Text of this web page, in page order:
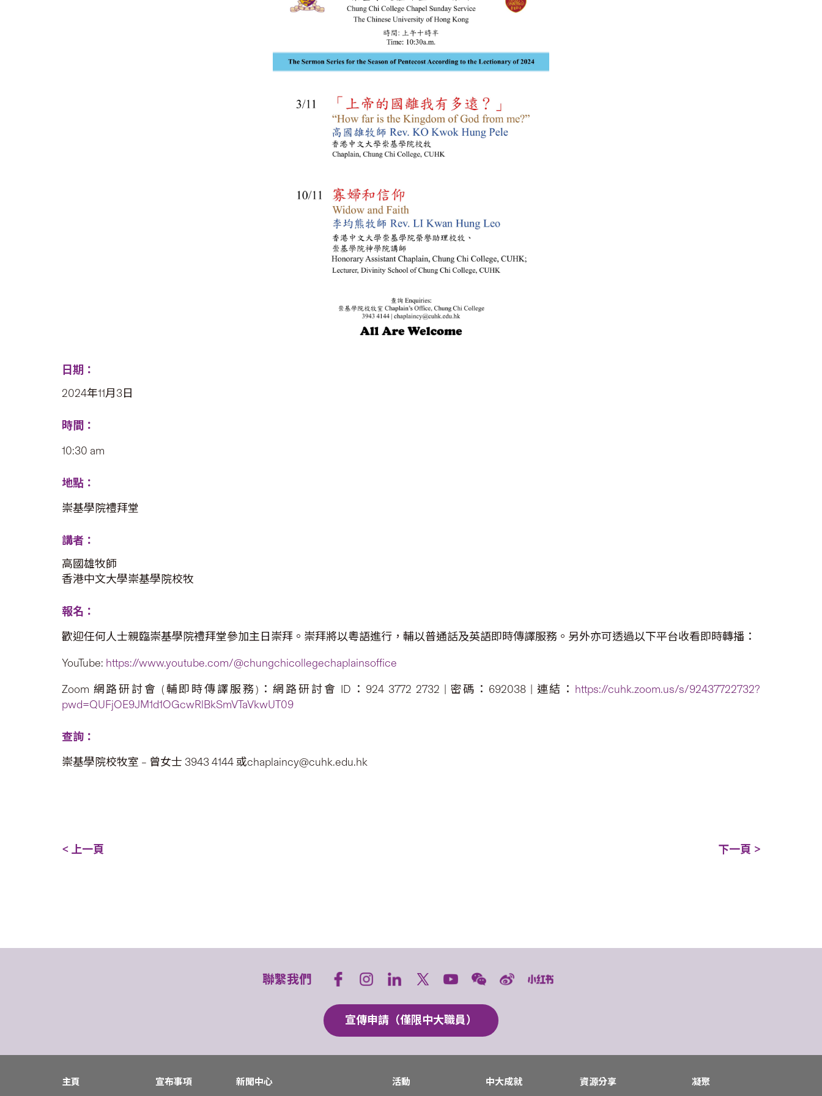
日期：
2024年11月3日
時間：
10:30 am
地點：
崇基學院禮拜堂
講者：
高國雄牧師
香港中文大學崇基學院校牧
報名：
歡迎任何人士親臨崇基學院禮拜堂參加主日崇拜。崇拜將以粵語進行，輔以普通話及英語即時傳譯服務。另外亦可透過以下平台收看即時轉播：
YouTube: https://www.youtube.com/@chungchicollegechaplainsoffice
Zoom 網路研討會 (輔即時傳譯服務)：網路研討會 ID：924 3772 2732 | 密碼：692038 | 連結： https://cuhk.zoom.us/s/92437722732?
pwd=QUFjOE9JM1d1OGcwRlBkSmVTaVkwUT09
查詢：
崇基學院校牧室 – 曾女士 3943 4144 或chaplaincy@cuhk.edu.hk
< 上一頁 下一頁 >
聯繫我們
宣傳申請（僅限中大職員）
主頁 宣布事項 新聞中心 活動 中大成就 資源分享 凝聚